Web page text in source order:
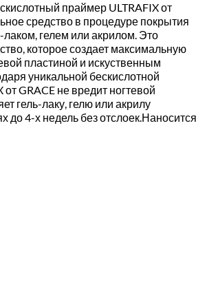
праймер ULTRAFIX от
средство в процедуре покрытия
гелем или акрилом. Это
которое создает максимальную
пластиной и искуственным
уникальной бескислотной
GRACE не вредит ногтевой
гель-лаку, гелю или акрилу
до 4-х недель без отслоек.Наносится